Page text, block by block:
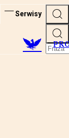
Serwisy